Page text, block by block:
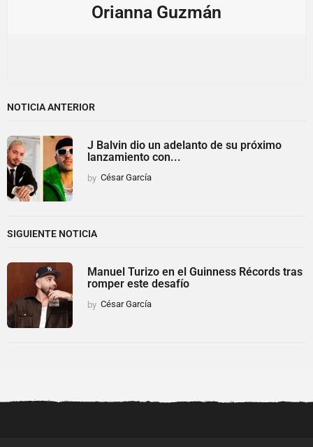
Orianna Guzmán
NOTICIA ANTERIOR
J Balvin dio un adelanto de su próximo
lanzamiento con...
by César García
SIGUIENTE NOTICIA
Manuel Turizo en el Guinness Récords tras
romper este desafío
by César García